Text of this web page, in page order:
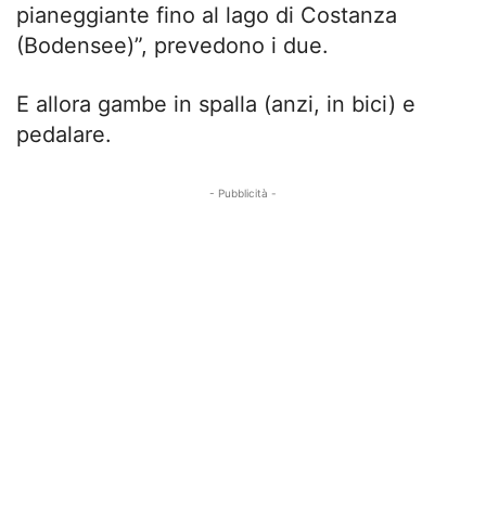
pianeggiante fino al lago di Costanza
(Bodensee)”, prevedono i due.
E allora gambe in spalla (anzi, in bici) e
pedalare.
- Pubblicità -